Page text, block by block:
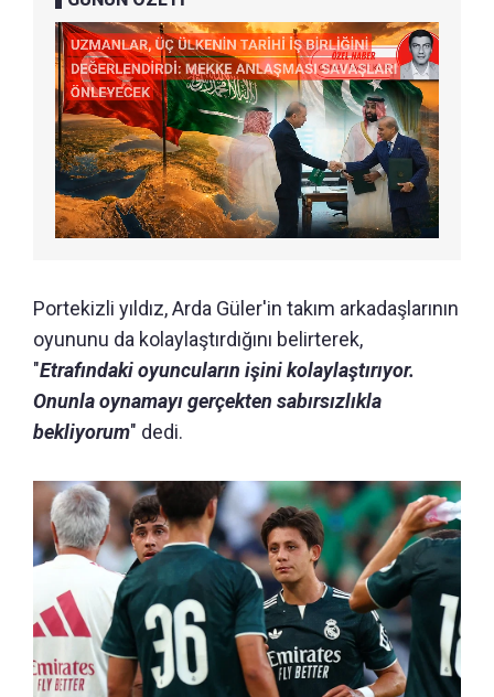
Portekizli yıldız, Arda Güler'in takım arkadaşlarının
oyununu da kolaylaştırdığını belirterek,
"Etrafındaki oyuncuların işini kolaylaştırıyor.
Onunla oynamayı gerçekten sabırsızlıkla
bekliyorum" dedi.